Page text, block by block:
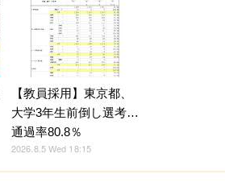
【教員採用】東京都、
大学3年生前倒し選考…
通過率80.8％
2026.8.5 Wed 18:15